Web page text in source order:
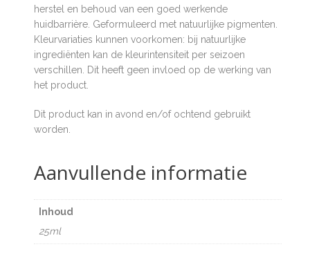
herstel en behoud van een goed werkende
huidbarrière. Geformuleerd met natuurlijke pigmenten.
Kleurvariaties kunnen voorkomen: bij natuurlijke
ingrediënten kan de kleurintensiteit per seizoen
verschillen. Dit heeft geen invloed op de werking van
het product.
Dit product kan in avond en/of ochtend gebruikt
worden.
Aanvullende informatie
Inhoud
25ml